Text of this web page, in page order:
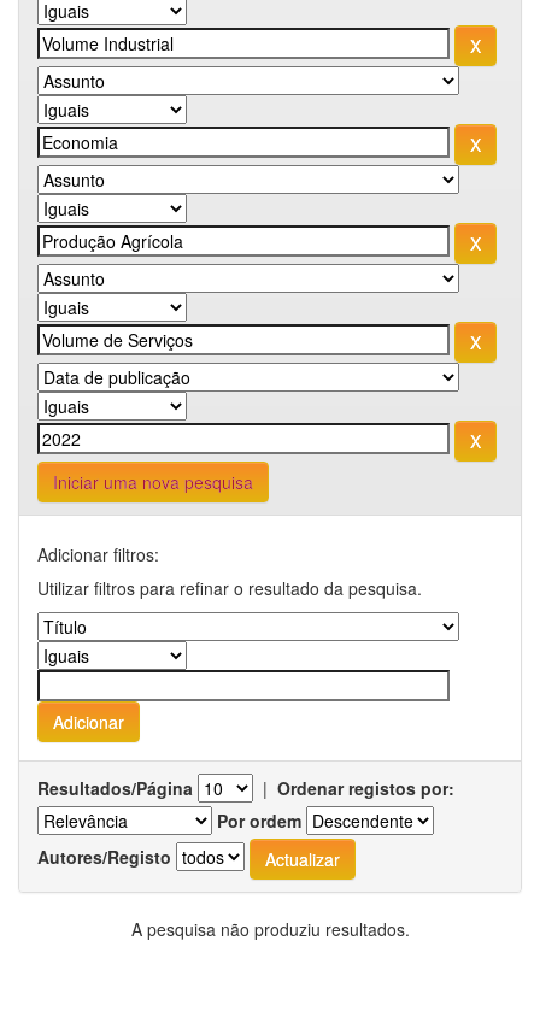
Iniciar uma nova pesquisa
Adicionar filtros:
Utilizar filtros para refinar o resultado da pesquisa.
Resultados/Página | Ordenar registos por:
Por ordem
Autores/Registo
A pesquisa não produziu resultados.